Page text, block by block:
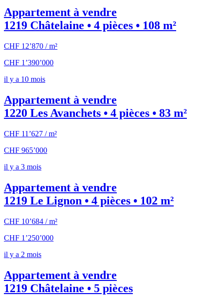
Appartement à vendre
1219 Châtelaine • 4 pièces • 108 m²
CHF 12’870 / m²
CHF 1’390’000
il y a 10 mois
Appartement à vendre
1220 Les Avanchets • 4 pièces • 83 m²
CHF 11’627 / m²
CHF 965’000
il y a 3 mois
Appartement à vendre
1219 Le Lignon • 4 pièces • 102 m²
CHF 10’684 / m²
CHF 1’250’000
il y a 2 mois
Appartement à vendre
1219 Châtelaine • 5 pièces